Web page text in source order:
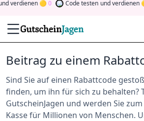
verdienen 0 Code testen und verdienen
Beitrag zu einem
Sind Sie auf einen Rabattcode
finden, um ihn für sich zu behalten?
GutscheinJagen und werden Sie
Kasse für Millionen von Menschen.